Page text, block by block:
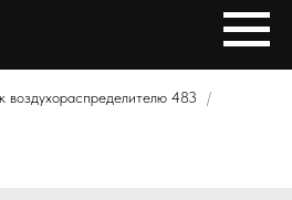
воздухораспределителю 483